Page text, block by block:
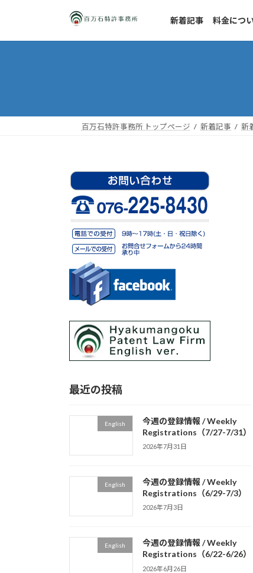
ッ
移
新着記事 料金につ
百万石特許事務所 トップページ 新着記事 新
最近の投稿
English
今週の登録情報 / Weekly
Registrations（7/27-7/31）
2026年7月31日
English
今週の登録情報 / Weekly
Registrations（6/29-7/3）
2026年7月3日
English
今週の登録情報 / Weekly
Registrations（6/22-6/26）
2026年6月26日